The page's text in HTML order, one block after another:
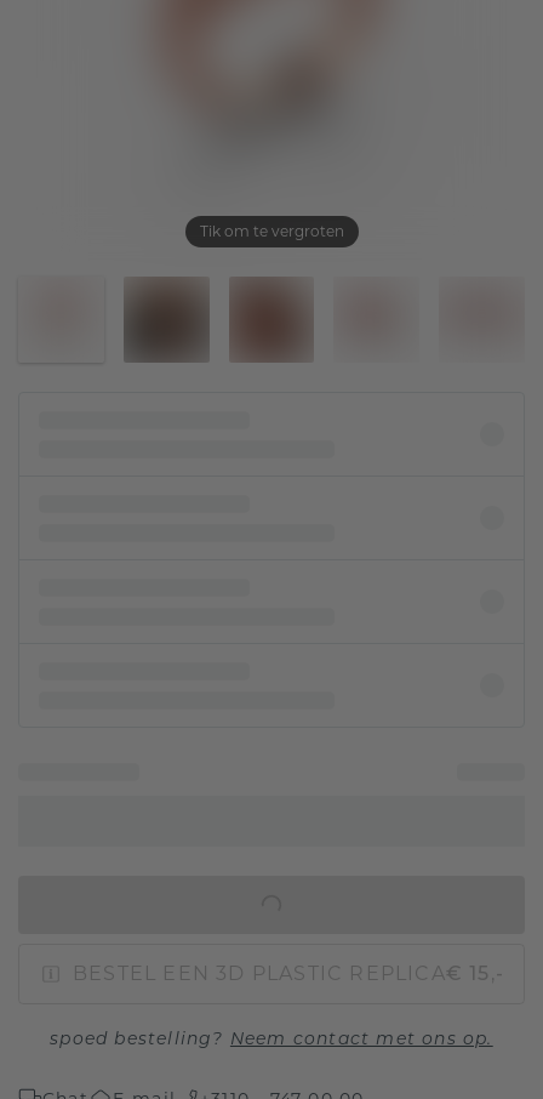
Tik om te vergroten
BESTEL EEN 3D PLASTIC REPLICA€ 15,-
spoed bestelling? Neem contact met ons op.